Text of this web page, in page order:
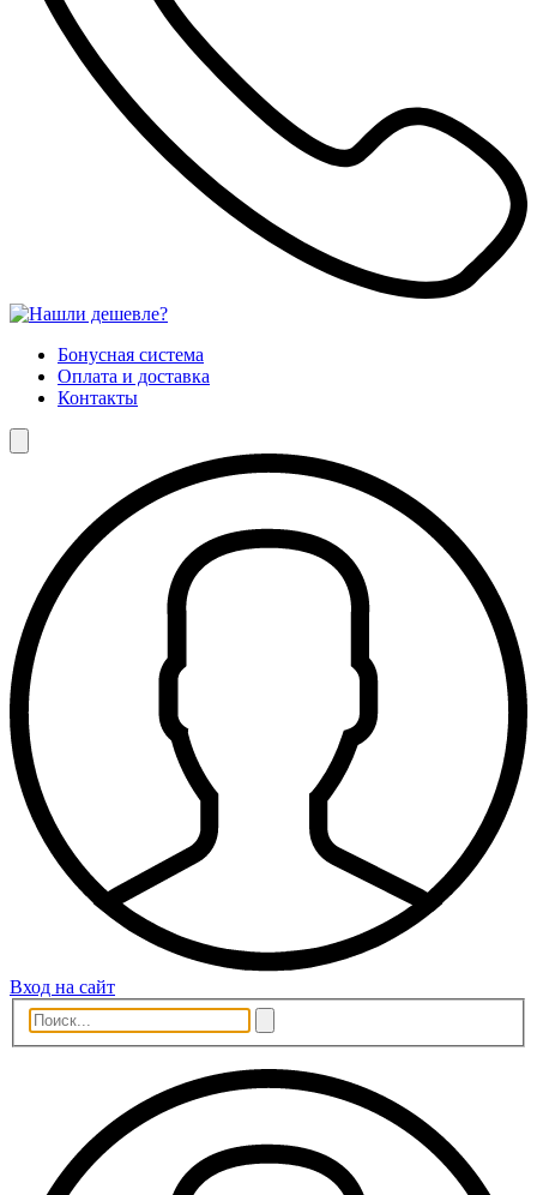
Бонусная система
Оплата и доставка
Контакты
Вход на сайт